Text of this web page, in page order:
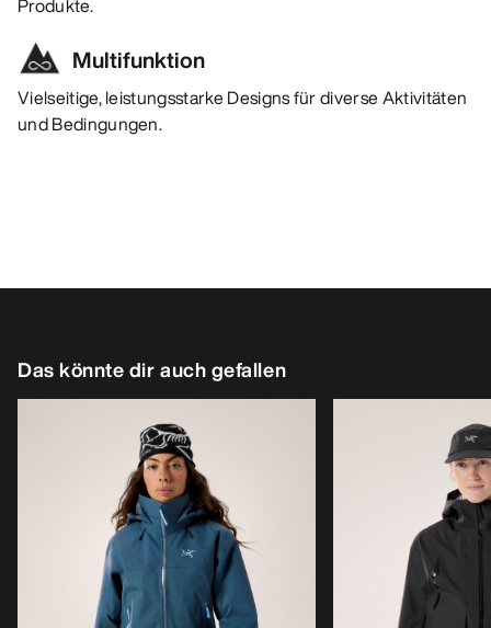
Produkte.
Multifunktion
Vielseitige, leistungsstarke Designs für diverse Aktivitäten
und Bedingungen.
Das könnte dir auch gefallen